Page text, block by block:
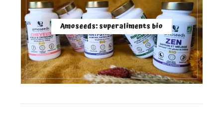
Amoseeds: superaliments bio